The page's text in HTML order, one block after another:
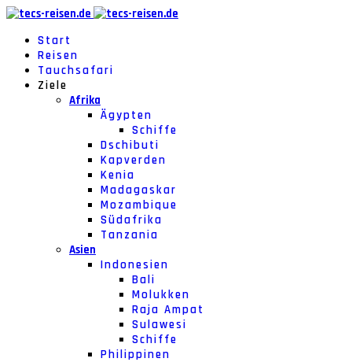
Start
Reisen
Tauchsafari
Ziele
Afrika
Ägypten
Schiffe
Dschibuti
Kapverden
Kenia
Madagaskar
Mozambique
Südafrika
Tanzania
Asien
Indonesien
Bali
Molukken
Raja Ampat
Sulawesi
Schiffe
Philippinen